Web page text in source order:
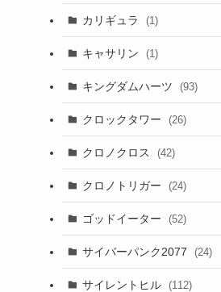
カリギュラ (1)
キャサリン (1)
キングダムハーツ (93)
クロックタワー (26)
クロノクロス (42)
クロノトリガー (24)
ゴッドイーター (52)
サイバーパンク2077 (24)
サイレントヒル (112)